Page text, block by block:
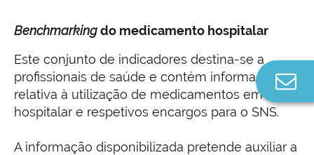
Benchmarkingdo medicamento hospitalar
Este conjunto de indicadores destina-se a
profissionais de saúde e contém informação
relativa à utilização de medicamentos em meio
hospitalar e respetivos encargos para o SNS.
A informação disponibilizada pretende auxiliar a